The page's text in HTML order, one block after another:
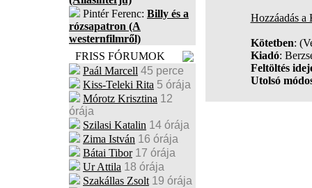
Pintér Ferenc: Billy és a
rózsapatron (A
westernfilmről)
FRISS FÓRUMOK
Paál Marcell 45 perce
Kiss-Teleki Rita 5 órája
Mórotz Krisztina 12
órája
Szilasi Katalin 14 órája
Zima István 16 órája
Bátai Tibor 17 órája
Ur Attila 18 órája
Szakállas Zsolt 19 órája
Hozzáadás
Kötetben:
Kiadó:
Feltöltés
Utolsó